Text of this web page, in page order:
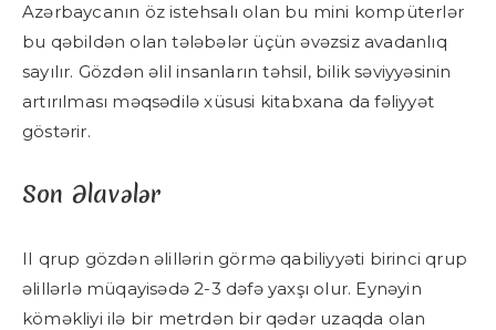
Azərbaycanın öz istehsalı olan bu mini kompüterlər
bu qəbildən olan tələbələr üçün əvəzsiz avadanlıq
sayılır. Gözdən əlil insanların təhsil, bilik səviyyəsinin
artırılması məqsədilə xüsusi kitabxana da fəliyyət
göstərir.
Son Əlavələr
II qrup gözdən əlillərin görmə qabiliyyəti birinci qrup
əlillərlə müqayisədə 2-3 dəfə yaxşı olur. Eynəyin
köməkliyi ilə bir metrdən bir qədər uzaqda olan